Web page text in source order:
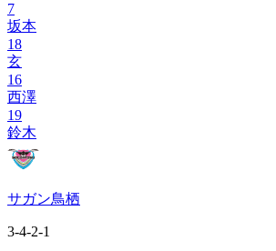
7
坂本
18
玄
16
西澤
19
鈴木
サガン鳥栖
3-4-2-1